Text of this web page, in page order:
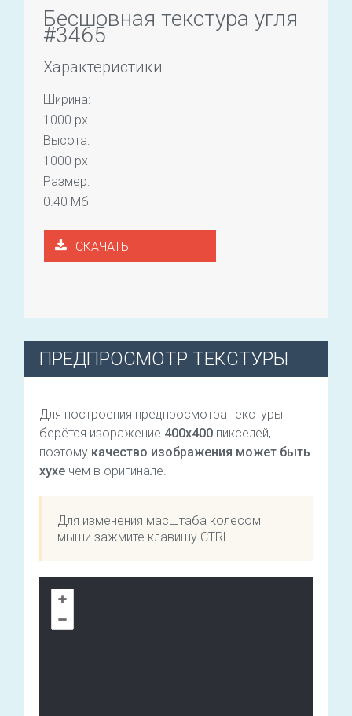
Бесшовная текстура угля
#3465
Характеристики
Ширина:
1000 px
Высота:
1000 px
Размер:
0.40 Мб
СКАЧАТЬ
ПРЕДПРОСМОТР ТЕКСТУРЫ
Для построения предпросмотра текстуры
берётся изоражение 400х400 пикселей,
поэтому качество изображения может быть
хухе чем в оригинале.
Для изменения масштаба колесом
мыши зажмите клавишу CTRL.